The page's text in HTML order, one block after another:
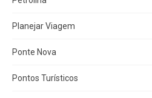
Planejar Viagem
Ponte Nova
Pontos Turísticos